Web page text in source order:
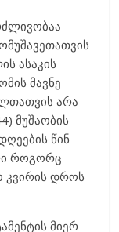
ასაკის
მავნე
არა
მუშაობის
წინ
როგორც
კვირის დროს
მიერ